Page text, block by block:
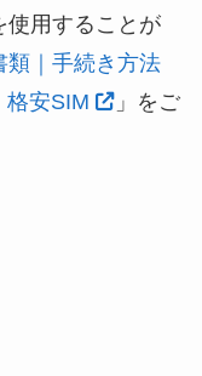
使用することが
類｜手続き方法
格安SIM
」をご